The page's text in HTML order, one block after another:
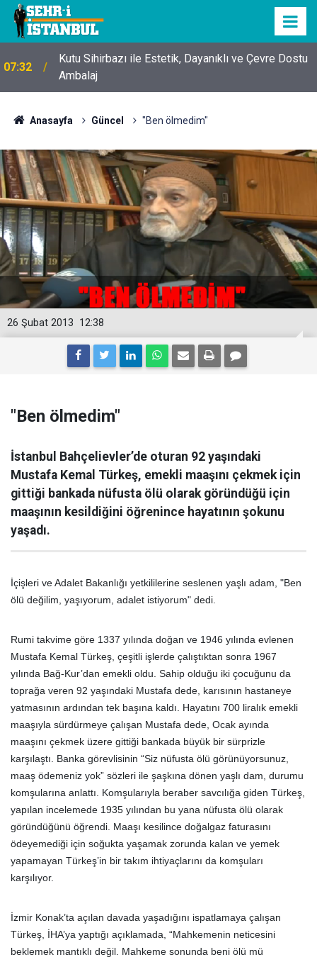
07:32
Kutu Sihirbazı ile Estetik, Dayanıklı ve Çevre Dostu
Ambalaj
Anasayfa Güncel "Ben ölmedim"
12:38
26 Şubat 2013
"Ben ölmedim"
İstanbul Bahçelievler’de oturan 92 yaşındaki
Mustafa Kemal Türkeş, emekli maaşını çekmek için
gittiği bankada nüfusta ölü olarak göründüğü için
maaşının kesildiğini öğrenince hayatının şokunu
yaşadı.
İçişleri ve Adalet Bakanlığı yetkililerine seslenen yaşlı adam, "Ben
ölü değilim, yaşıyorum, adalet istiyorum" dedi.
Rumi takvime göre 1337 yılında doğan ve 1946 yılında evlenen
Mustafa Kemal Türkeş, çeşitli işlerde çalıştıktan sonra 1967
yılında Bağ-Kur’dan emekli oldu. Sahip olduğu iki çocuğunu da
toprağa veren 92 yaşındaki Mustafa dede, karısının hastaneye
yatmasının ardından tek başına kaldı. Hayatını 700 liralık emekli
maaşıyla sürdürmeye çalışan Mustafa dede, Ocak ayında
maaşını çekmek üzere gittiği bankada büyük bir sürprizle
karşılaştı. Banka görevlisinin “Siz nüfusta ölü görünüyorsunuz,
maaş ödemeniz yok” sözleri ile şaşkına dönen yaşlı dam, durumu
komşularına anlattı. Komşularıyla beraber savcılığa giden Türkeş,
yapılan incelemede 1935 yılından bu yana nüfusta ölü olarak
göründüğünü öğrendi. Maaşı kesilince doğalgaz faturasını
ödeyemediği için soğukta yaşamak zorunda kalan ve yemek
yapamayan Türkeş’in bir takım ihtiyaçlarını da komşuları
karşılıyor.
İzmir Konak’ta açılan davada yaşadığını ispatlamaya çalışan
Türkeş, İHA’ya yaptığı açıklamada, “Mahkemenin neticesini
beklemek mantıklı değil. Mahkeme sonunda beni ölü mü